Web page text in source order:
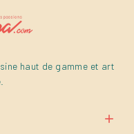
haut de gamme et art
